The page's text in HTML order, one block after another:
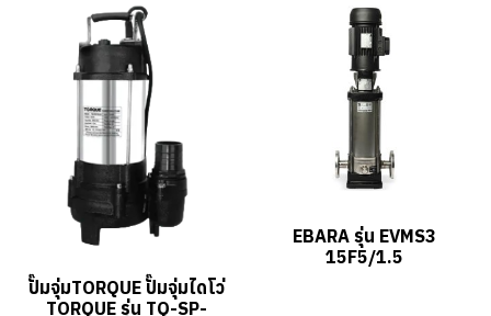
ปั๊มจุ่มTORQUE ปั๊มจุ่มไดโว่
TORQUE รุ่น TQ-SP-
EBARA รุ่น EVMS3
15F5/1.5